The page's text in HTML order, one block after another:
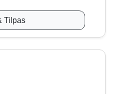
Tilpas